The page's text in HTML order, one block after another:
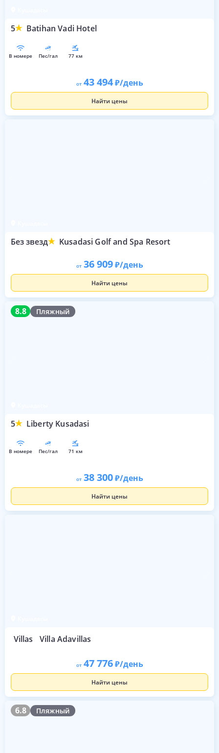
5 Batihan Vadi Hotel
в номере пес/гал 77 км
от 43 494 /день
Найти цены
Без звезд Kusadasi Golf and Spa Resort
от 36 909 /день
Найти цены
8.8 Пляжный
5 Liberty Kusadasi
8.8
в номере пес/гал 71 км
от 38 300 /день
Найти цены
Villas Villa Adavillas
от 47 776 /день
Найти цены
6.8 Пляжный
6.8